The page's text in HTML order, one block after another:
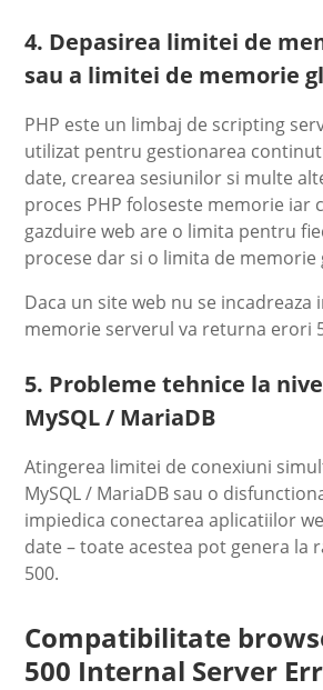
4. Depasirea limitei de
sau a limitei de memorie
PHP este un limbaj de scripting
utilizat pentru gestionarea
date, crearea sesiunilor si multe
proces PHP foloseste memorie iar
gazduire web are o limita pentru
procese dar si o limita de memorie
Daca un site web nu se incadreaza
memorie serverul va returna erori
5. Probleme tehnice la
MySQL / MariaDB
Atingerea limitei de conexiuni
MySQL / MariaDB sau o
impiedica conectarea aplicatiilor
date – toate acestea pot genera la
500.
Compatibilitate
500 Internal Server